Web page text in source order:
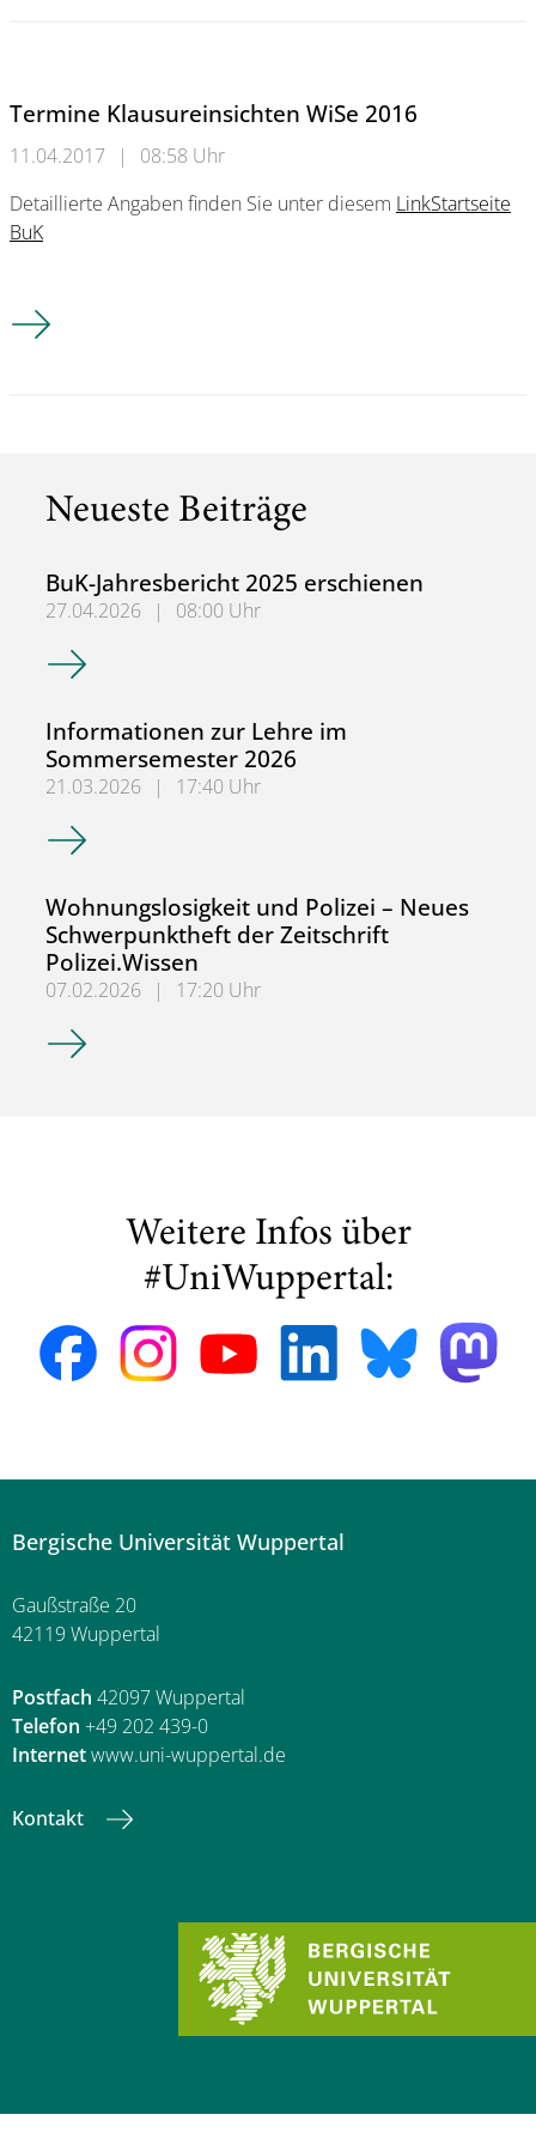
Termine Klausureinsichten WiSe 2016
11.04.2017 |
08:58 Uhr
Detaillierte Angaben finden Sie unter diesem LinkStartseite
BuK
Termine Klausureinsichten WiSe 2016
Neueste Beiträge
BuK-Jahresbericht 2025 erschienen
27.04.2026 |
08:00 Uhr
BuK-Jahresbericht 2025 erschienen
Informationen zur Lehre im
Sommersemester 2026
21.03.2026 |
17:40 Uhr
Informationen zur Lehre im Sommersemester 2026
Wohnungslosigkeit und Polizei – Neues
Schwerpunktheft der Zeitschrift
Polizei.Wissen
07.02.2026 |
17:20 Uhr
Wohnungslosigkeit und Polizei – Neues
Weitere Infos über
#UniWuppertal:
Bergische Universität Wuppertal
Gaußstraße 20
42119 Wuppertal
Postfach 42097 Wuppertal
Telefon +49 202 439-0
Internetwww.uni-wuppertal.de
Kontakt